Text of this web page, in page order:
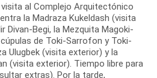
visita al Complejo Arquitectónico
la Madraza Kukeldash (visita
Divan-Begi, la Mezquita Magoki-
de Toki-Sarrofon y Toki-
Ulugbek (visita exterior) y la
(visita exterior). Tiempo libre para
extras). Por la tarde,